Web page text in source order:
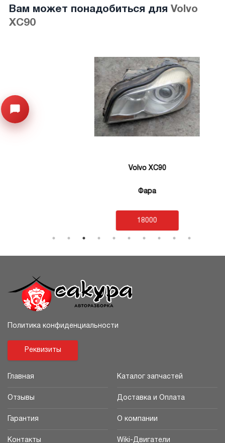
Открыть меню
Вам может понадобиться для Volvo
XC90
Volvo XC90
Политика конфиденциальности
Реквизиты
Главная Каталог запчастей
Отзывы Доставка и Оплата
Гарантия О компании
Контакты Wiki-Двигатели